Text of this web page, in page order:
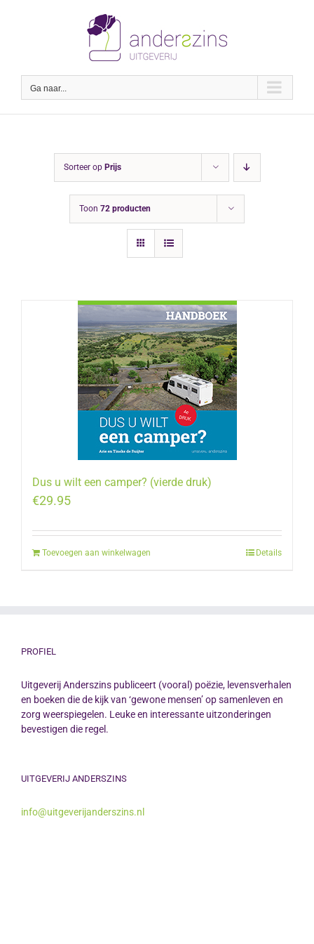
Ga naar...
Sorteer op Prijs
Toon 72 producten
Dus u wilt een camper? (vierde druk)
€29.95
Toevoegen aan winkelwagen Details
PROFIEL
Uitgeverij Anderszins publiceert (vooral) poëzie, levensverhalen
en boeken die de kijk van ‘gewone mensen’ op samenleven en
zorg weerspiegelen. Leuke en interessante uitzonderingen
bevestigen die regel.
UITGEVERIJ ANDERSZINS
info@uitgeverijanderszins.nl